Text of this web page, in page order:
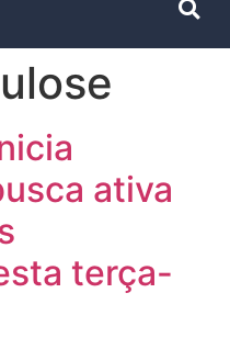
ativa
terça-